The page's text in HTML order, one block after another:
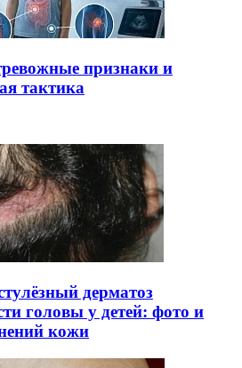
признаки и
тактика
дерматоз
головы у детей: фото и
кожи